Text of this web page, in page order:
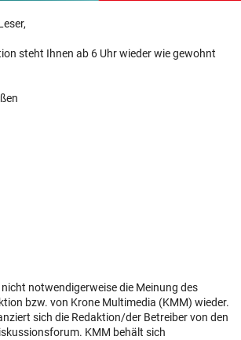
steht Ihnen ab 6 Uhr wieder wie gewohnt
notwendigerweise die Meinung des
bzw. von Krone Multimedia (KMM) wieder.
sich die Redaktion/der Betreiber von den
KMM behält sich